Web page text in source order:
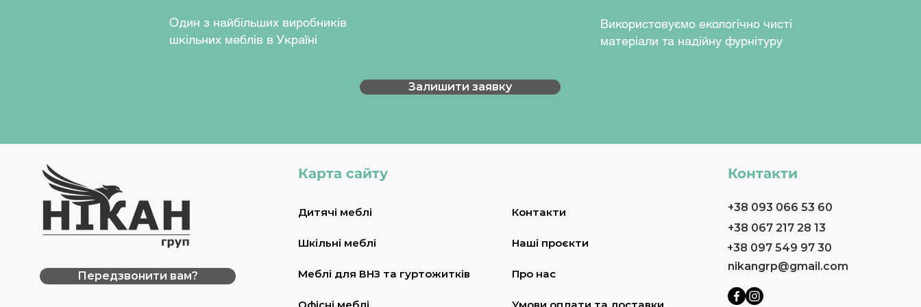
– емаль порошкова. На торцях каркасу закріплені
пластикові наконечники, які запобігають травмуванню
бук, дуб молочний, сірий, бук артизан
Один з найбільших виробників
шкільних меблів в Україні
Використовуємо екологічно чисті
матеріали та надійну фурнітуру
Залишити заявку
Передзвонити вам?
Карта сайту
Дитячі меблі
Шкільні меблі
Меблі для ВНЗ та гуртожитків
Контакти
Наші проєкти
Про нас
Контакти
+38 093 066 53 60
+38 067 217 28 13
nikangrp@gmail.com
+38 097 549 97 30